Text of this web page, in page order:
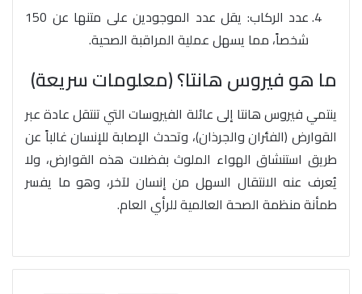
عدد الركاب: يقل عدد الموجودين على متنها عن 150
شخصاً، مما يسهل عملية المراقبة الصحية.
ما هو فيروس هانتا؟ (معلومات سريعة)
ينتمي فيروس هانتا إلى عائلة الفيروسات التي تنتقل عادة عبر
القوارض (الفئران والجرذان)، وتحدث الإصابة للإنسان غالباً عن
طريق استنشاق الهواء الملوث بفضلات هذه القوارض، ولا
يُعرف عنه الانتقال السهل من إنسان لآخر، وهو ما يفسر
طمأنة منظمة الصحة العالمية للرأي العام.